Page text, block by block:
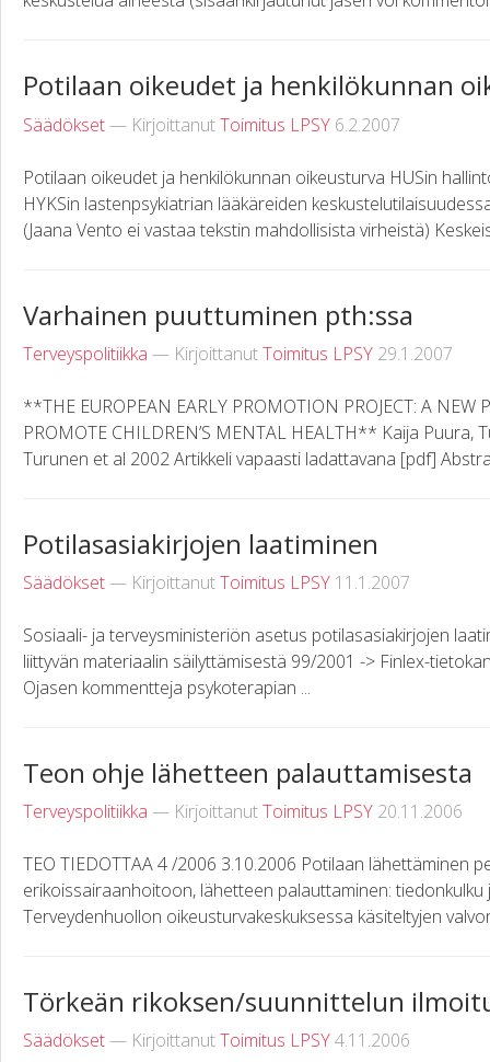
Potilaan oikeudet ja henkilökunnan
Säädökset— KirjoittanutToimitus LPSY 6.2.2007
Potilaan oikeudet ja henkilökunnan oikeusturva HUSin
HYKSin lastenpsykiatrian lääkäreiden
(Jaana Vento ei vastaa tekstin mahdollisista virheistä)
Varhainen puuttuminen pth:ssa
Terveyspolitiikka — KirjoittanutToimitus LPSY 29.1.2007
**THE EUROPEAN EARLY PROMOTION PROJECT: A NEW
PROMOTE CHILDREN’S MENTAL HEALTH** Kaija Puura,
Turunen et al 2002 Artikkeli vapaasti ladattavana [pdf]
Potilasasiakirjojen laatiminen
Säädökset— KirjoittanutToimitus LPSY 11.1.2007
Sosiaali- ja terveysministeriön asetus potilasasiakirjojen
liittyvän materiaalin säilyttämisestä 99/2001 -> Finlex-
Ojasen kommentteja psykoterapian ...
Teon ohje lähetteen palauttamisesta
Terveyspolitiikka — KirjoittanutToimitus LPSY 20.11.2006
TEO TIEDOTTAA 4 /2006 3.10.2006 Potilaan lähettäminen
erikoissairaanhoitoon, lähetteen palauttaminen:
Terveydenhuollon oikeusturvakeskuksessa käsiteltyjen
Törkeän rikoksen/suunnittelun
Säädökset— KirjoittanutToimitus LPSY4.11.2006